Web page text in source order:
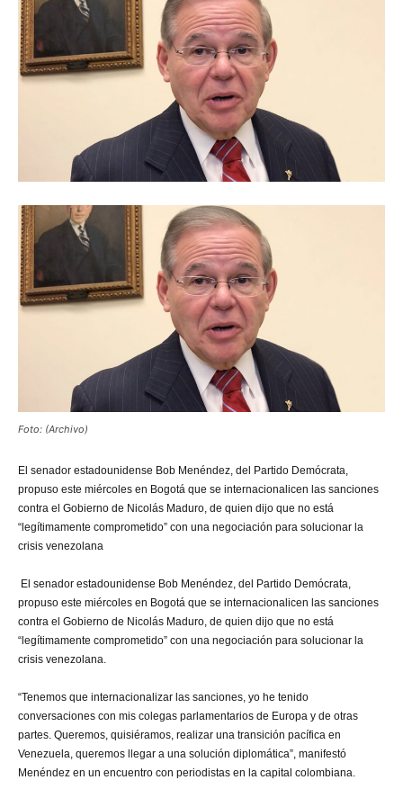
Foto: (Archivo)
El senador estadounidense Bob Menéndez, del Partido Demócrata,
propuso este miércoles en Bogotá que se internacionalicen las sanciones
contra el Gobierno de Nicolás Maduro, de quien dijo que no está
“legítimamente comprometido” con una negociación para solucionar la
crisis venezolana
El senador estadounidense Bob Menéndez, del Partido Demócrata,
propuso este miércoles en Bogotá que se internacionalicen las sanciones
contra el Gobierno de Nicolás Maduro, de quien dijo que no está
“legítimamente comprometido” con una negociación para solucionar la
crisis venezolana.
“Tenemos que internacionalizar las sanciones, yo he tenido
conversaciones con mis colegas parlamentarios de Europa y de otras
partes. Queremos, quisiéramos, realizar una transición pacífica en
Venezuela, queremos llegar a una solución diplomática”, manifestó
Menéndez en un encuentro con periodistas en la capital colombiana.